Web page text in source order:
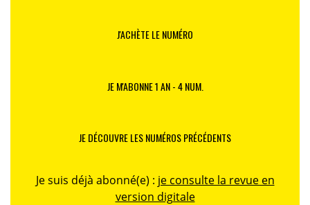
J'ACHÈTE LE NUMÉRO
JE M'ABONNE 1 AN - 4 NUM.
JE DÉCOUVRE LES NUMÉROS PRÉCÉDENTS
Je suis déjà abonné(e) : je consulte la revue en
version digitale